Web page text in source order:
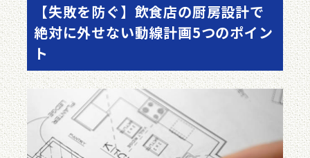
【失敗を防ぐ】飲食店の厨房設計で
絶対に外せない動線計画5つのポイン
ト